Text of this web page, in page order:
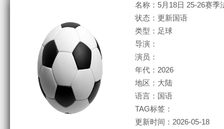
名称：5月18日 25-26赛季
状态：更新国语
类型：足球
导演：
演员：
年代：2026
地区：大陆
语言：国语
TAG标签：
更新时间：2026-05-18